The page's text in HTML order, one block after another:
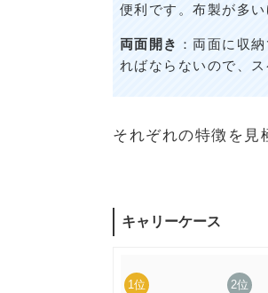
便利です。布製が多
両面開き ：両面に収
ればならないので、ス
それぞれの特徴を見